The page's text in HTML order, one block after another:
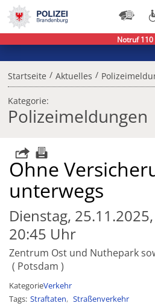
Startseite / Aktuelles /
Kategorie:
Polizeimeldungen
Ohne
unterwegs
Dienstag,
20:45 Uhr
Zentrum Ost und Nuthepark
Potsdam
KategorieVerkehr
Tags Straftaten
Straßenverkehr
Notruf 110